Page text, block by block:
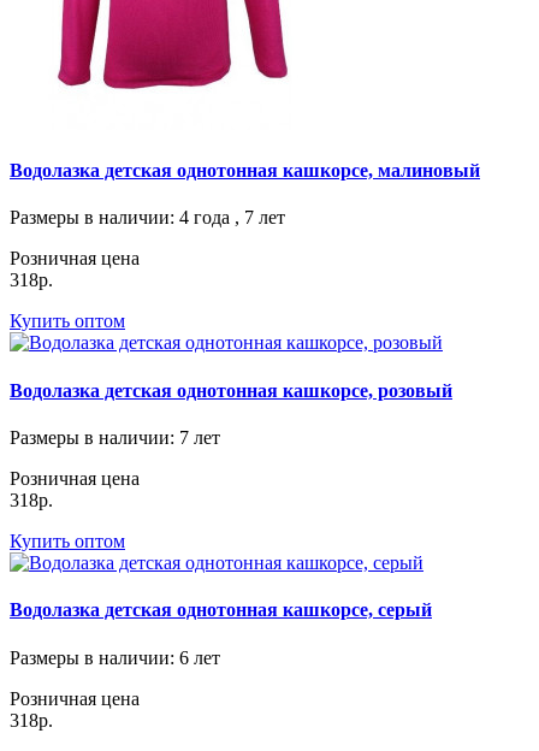
Водолазка детская однотонная кашкорсе, малиновый
Размеры в наличии: 4 года , 7 лет
Розничная цена
318р.
Купить оптом
Водолазка детская однотонная кашкорсе, розовый
Размеры в наличии: 7 лет
Розничная цена
318р.
Купить оптом
Водолазка детская однотонная кашкорсе, серый
Размеры в наличии: 6 лет
Розничная цена
318р.